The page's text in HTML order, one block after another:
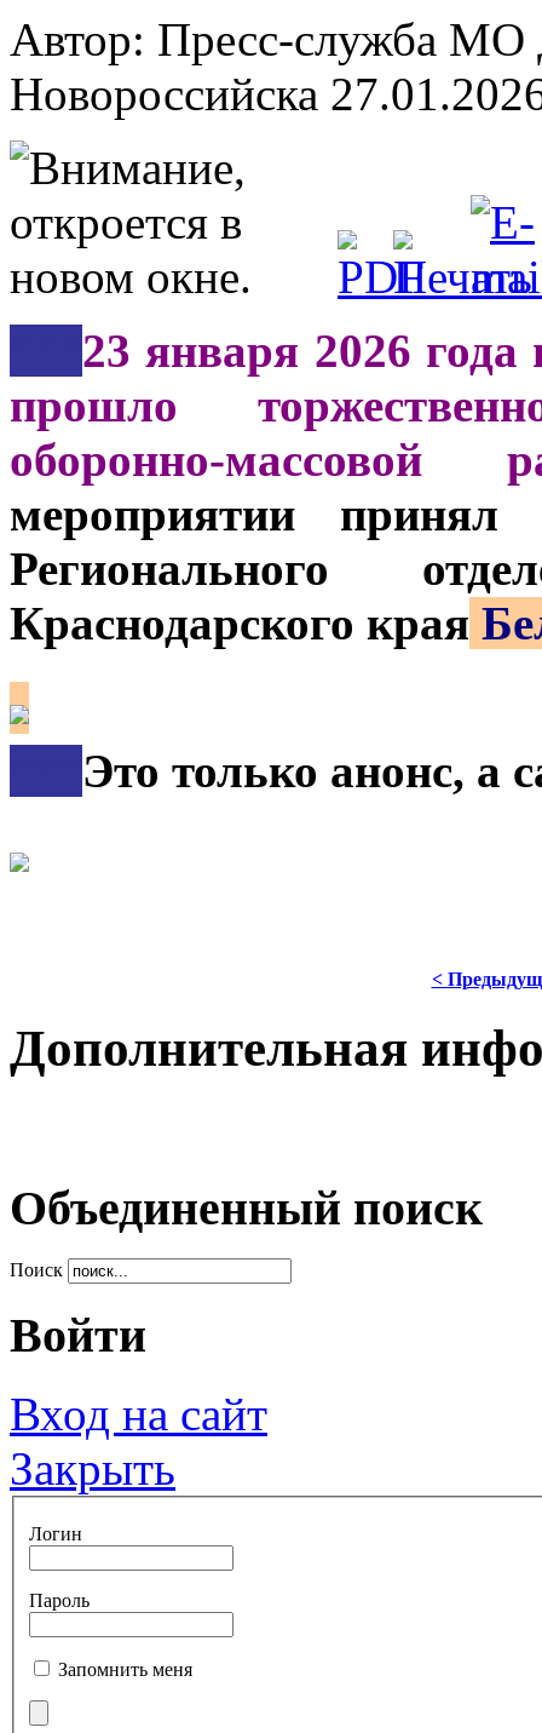
Автор: Пресс-служба
Новороссийска
23 января 2026 года
прошло
оборонно-
мероприятии принял
Регионального
Краснодарского края
Это только анонс, а
<
Дополнительная
Объединенный поиск
Поиск
Войти
Вход на сайт
Закрыть
Логин
Пароль
Запомнить меня